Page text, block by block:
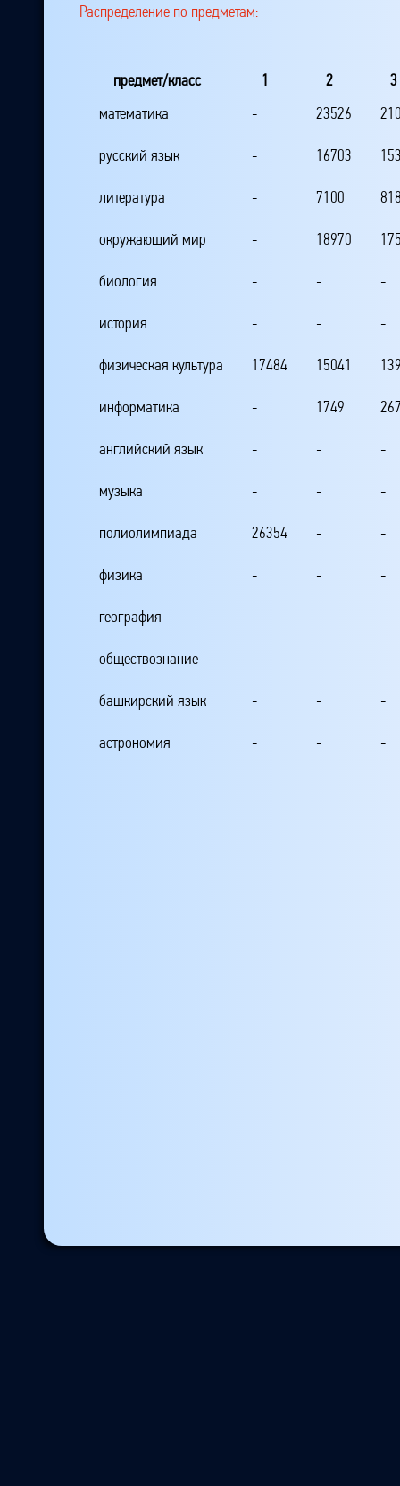
Распределение по предметам:
предмет/класс 1 2
3
математика
- 23526
русский язык - 16703
литература - 7100
окружающий мир - 18970
биология - - -
история - - -
физическая культура 17484 15041
информатика - 1749
английский язык - - -
музыка - - -
полиолимпиада 26354 - -
физика - - -
география - - -
обществознание - - -
башкирский язык - - -
астрономия - - -